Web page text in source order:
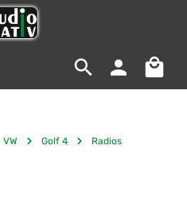
VW Golf 4 Radios